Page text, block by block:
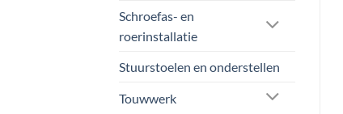
Schroefas- en
roerinstallatie
Stuurstoelen en onderstellen
Touwwerk
Aanbieding!